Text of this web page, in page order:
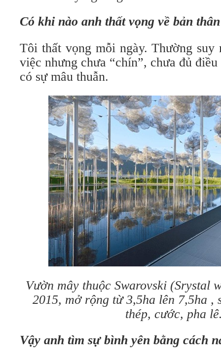
Có khi nào anh thất vọng về bản
Tôi thất vọng mỗi ngày. Thường suy
việc nhưng chưa “chín”, chưa đủ
có sự mâu thuẫn.
Vườn mây thuộc Swarovski (Srystal
2015, mở rộng từ 3,5ha lên 7,5ha ,
thép, cước, pha
Vậy anh tìm sự bình yên bằng cách